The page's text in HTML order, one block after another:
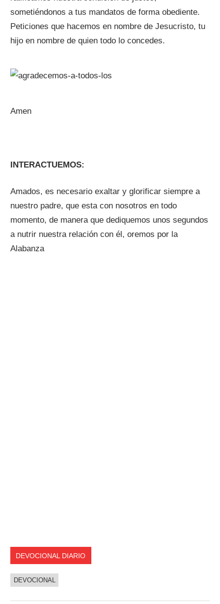
sometiéndonos a tus mandatos de forma obediente.
Peticiones que hacemos en nombre de Jesucristo, tu
hijo en nombre de quien todo lo concedes.
Amen
INTERACTUEMOS:
Amados, es necesario exaltar y glorificar siempre a
nuestro padre, que esta con nosotros en todo
momento, de manera que dediquemos unos segundos
a nutrir nuestra relación con él, oremos por la
Alabanza
DEVOCIONAL DIARIO
DEVOCIONAL